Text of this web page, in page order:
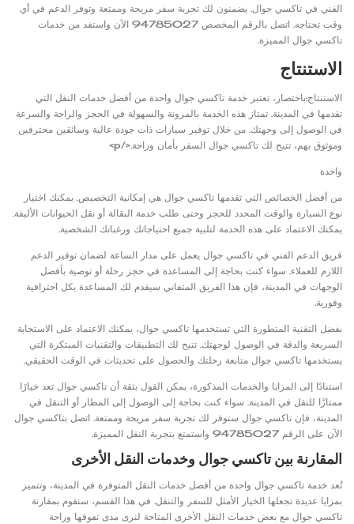
الفني في تاكسي جوال. يضمنون لك تجربة سفر مريحة وممتعة وتوفر الدعم في أي
وقت تحتاجه. اتصل بالرقم المخصص 94785027 الآن واستفد من خدمات
تاكسي جوال المميزة.
الاستنتاج
الاستنتاج:باختصار، تعتبر خدمة تاكسي جوال واحدة من أفضل خدمات النقل التي
تقدمها في المدينة. تمتاز هذه الخدمة بالمرونة والسهولة في الحجز والراحة والسرعة
في الوصول إلى وجهتك. من خلال توفير سيارات ذات جودة عالية وسائقين محترفين
وموثوق بهم، تتيح لك تاكسي جوال السفر بأمان وراحة.</p>
واحدة
من أفضل الخصائص التي تقدمها تاكسي جوال هي إمكانية التخصيص. يمكنك اختيار
نوع السيارة والوقت المحدد للحجز وحتى طلب خدمة البقالة أو نقل الحيوانات الأليفة.
يمكنك الاعتماد على هذه الخدمة لتلبية جميع احتياجاتك ورغباتك الشخصية.
فريق الدعم الفني في تاكسي جوال يعمل على مدار الساعة لضمان توفير الدعم
اللازم للعملاء. سواء كنت بحاجة إلى المساعدة في حجز رحلة أو توصية بأفضل
الوجهات في المدينة، فإن هذا الفريق المتفاني سيقدم لك المساعدة بكل احترافية
وفورية.
بفضل التقنية المتطورة التي تستخدمها تاكسي جوال، يمكنك الاعتماد على الاستجابة
السريعة والدقة في الوصول لوجهتك. تتيح لك التطبيقات والتقنيات المبتكرة التي
يستخدمها تاكسي جوال متابعة رحلتك والحصول على تحديثات في الوقت الحقيقي.
استنادًا إلى المزايا والخدمات المذكورة، يمكن القول بثقة أن تاكسي جوال تعد خيارًا
ممتازًا للنقل في المدينة. سواء كنت بحاجة إلى الوصول إلى المطار أو التنقل في
المدينة، فإن تاكسي جوال ستوفر لك تجربة سفر مريحة وممتعة. اتصل بتاكسي جوال
الآن على الرقم 94785027 واستمتع بتجربة النقل المميزة.
المقارنة بين تاكسي جوال وخدمات النقل الأخرى
تُعد خدمة تاكسي جوال واحدة من أفضل خدمات النقل المتوفرة في المدينة، وتتميز
بمزايا عديدة تجعلها الخيار الأمثل للسفر والتنقل. في هذا القسم، سنقوم بمقارنة
تاكسي جوال مع بعض خدمات النقل الأخرى المتاحة لنرى مدى تفوقها وراحة